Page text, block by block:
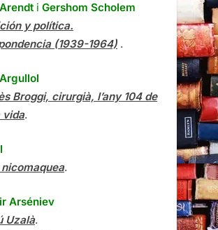
i Gershom Scholem
y política.
(1939-1964) .
Broggi, cirurgià, l’any 104 de
vida.
.
Arséniev
Uzalà.